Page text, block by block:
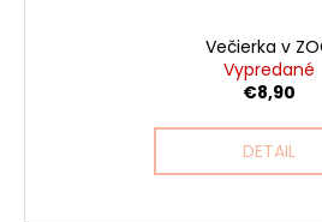
Večierka v
Vypredané
€8,90
DETAIL